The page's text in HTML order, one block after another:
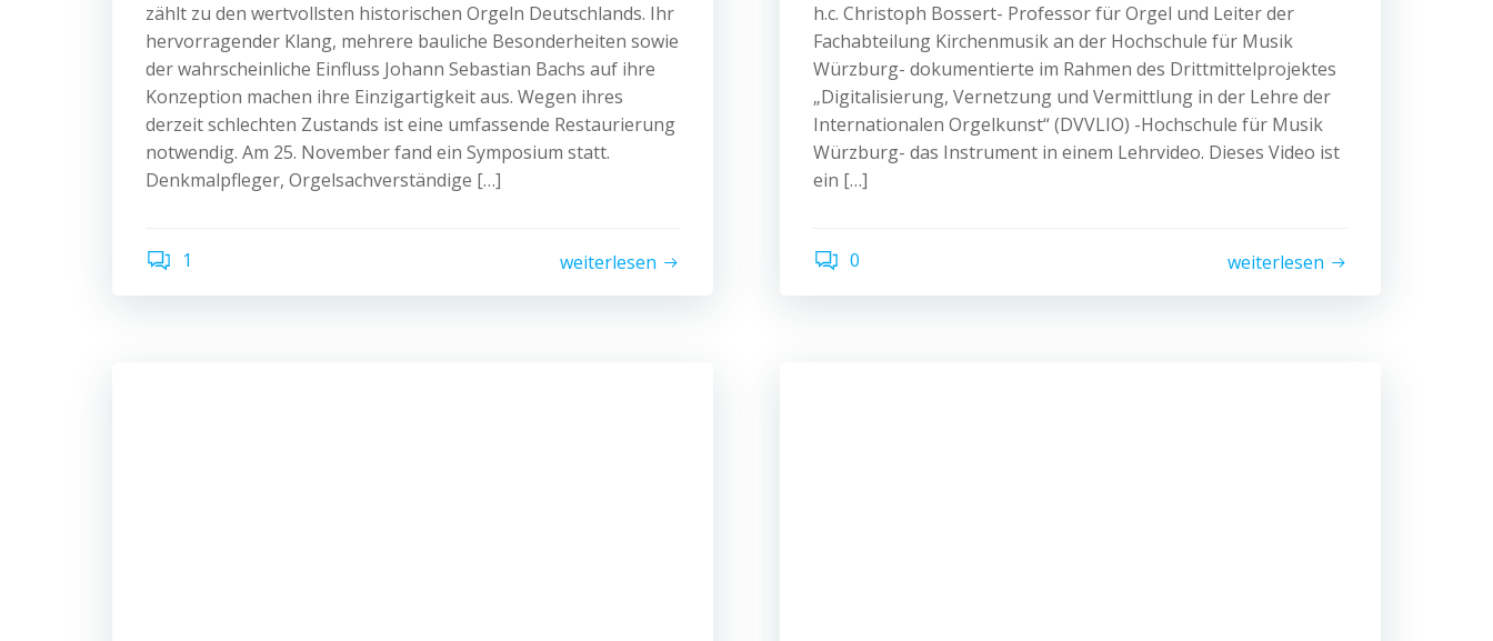
zählt zu den wertvollsten historischen Orgeln Deutschlands. Ihr
hervorragender Klang, mehrere bauliche Besonderheiten sowie
der wahrscheinliche Einfluss Johann Sebastian Bachs auf ihre
Konzeption machen ihre Einzigartigkeit aus. Wegen ihres
derzeit schlechten Zustands ist eine umfassende Restaurierung
notwendig. Am 25. November fand ein Symposium statt.
Denkmalpfleger, Orgelsachverständige […]
1 weiterlesen
h.c. Christoph Bossert- Professor für Orgel und Leiter der
Fachabteilung Kirchenmusik an der Hochschule für Musik
Würzburg- dokumentierte im Rahmen des Drittmittelprojektes
„Digitalisierung, Vernetzung und Vermittlung in der Lehre der
Internationalen Orgelkunst“ (DVVLIO) -Hochschule für Musik
Würzburg- das Instrument in einem Lehrvideo. Dieses Video ist
ein […]
0 weiterlesen